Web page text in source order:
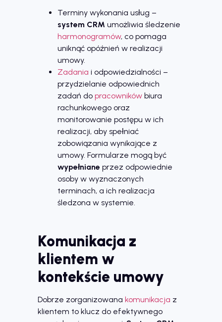
Terminy wykonania usług –
system CRM umożliwia śledzenie
harmonogramów, co pomaga
uniknąć opóźnień w realizacji
umowy.
Zadania i odpowiedzialności –
przydzielanie odpowiednich
zadań do pracowników biura
rachunkowego oraz
monitorowanie postępu w ich
realizacji, aby spełniać
zobowiązania wynikające z
umowy. Formularze mogą być
wypełniane przez odpowiednie
osoby w wyznaczonych
terminach, a ich realizacja
śledzona w systemie.
Komunikacja z
klientem w
kontekście umowy
Dobrze zorganizowana komunikacja z
klientem to klucz do efektywnego